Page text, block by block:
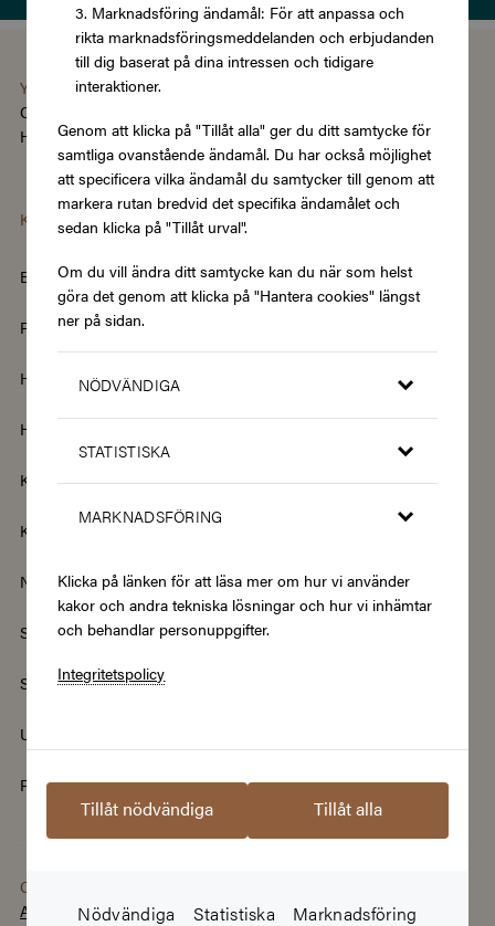
Marknadsföring ändamål: För att anpassa och
rikta marknadsföringsmeddelanden och erbjudanden
till dig baserat på dina intressen och tidigare
interaktioner.
Genom att klicka på "Tillåt alla" ger du ditt samtycke för
samtliga ovanstående ändamål. Du har också möjlighet
att specificera vilka ändamål du samtycker till genom att
markera rutan bredvid det specifika ändamålet och
sedan klicka på "Tillåt urval".
Om du vill ändra ditt samtycke kan du när som helst
göra det genom att klicka på "Hantera cookies" längst
ner på sidan.
NÖDVÄNDIGA
STATISTISKA
MARKNADSFÖRING
Klicka på länken för att läsa mer om hur vi använder
kakor och andra tekniska lösningar och hur vi inhämtar
och behandlar personuppgifter.
Integritetspolicy
Tillåt nödvändiga Tillåt alla
Nödvändiga Statistiska Marknadsföring
You're using the Swedish version of Zupergift
Change language/region
Hantera cookies | Köpvillkor | Tillgänglighet
Kategorier
Barn & Baby Böcker & Magasin
Fordon & Transport
Hem & Trädgård
Hotell & Resor
Kläder & Accessoarer Kultur & Nöje
Kurser
Nyheter Renovering & Bygg
Skönhet & Hälsa Smycken & Klockor
Sport & Fritid
Upplevelser
Populära presentkort
Copyright © 2026
Awardit AB
GooglePrivacy Policy andTerms of Service